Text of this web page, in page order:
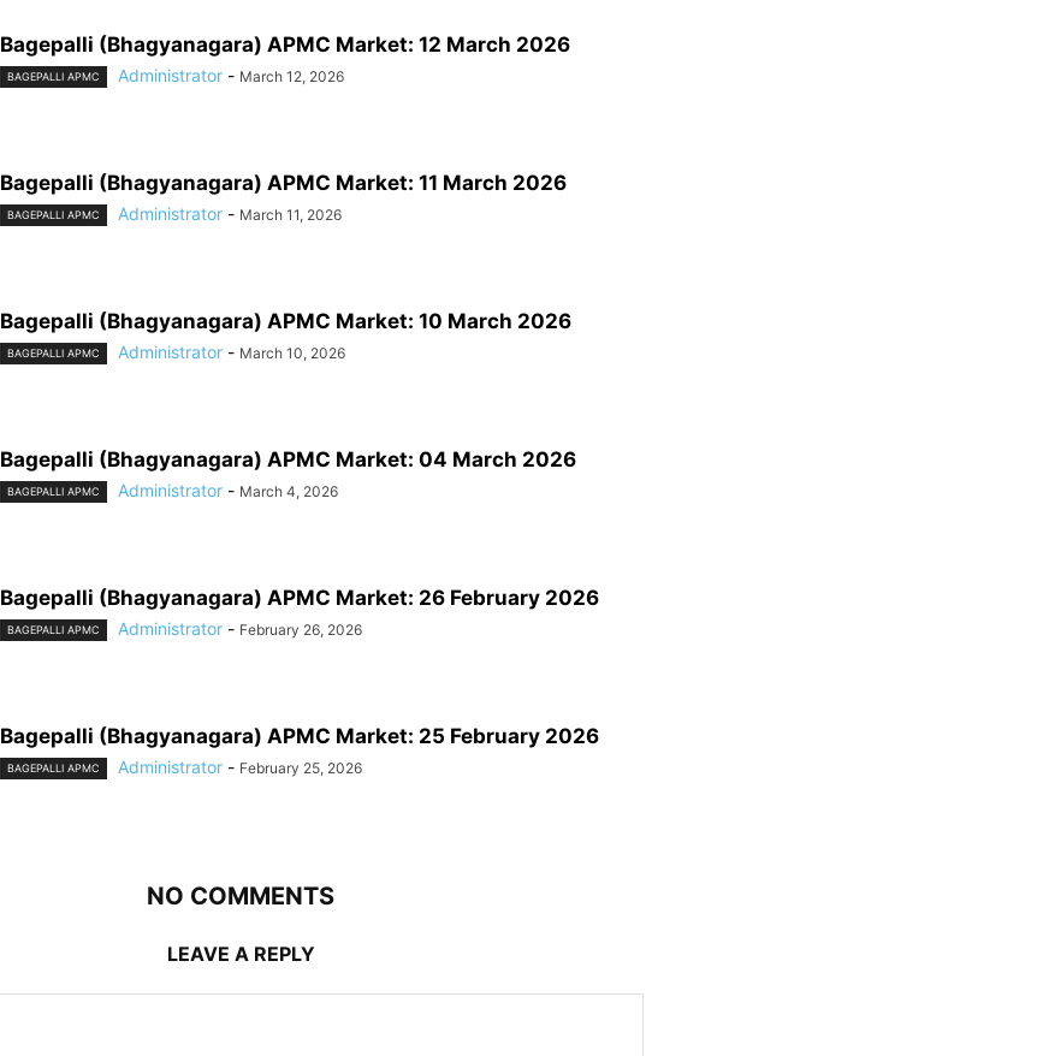
Bagepalli (Bhagyanagara) APMC Market: 12 March 2026
BAGEPALLI APMC Administrator - March 12, 2026
Bagepalli (Bhagyanagara) APMC Market: 11 March 2026
BAGEPALLI APMC Administrator - March 11, 2026
Bagepalli (Bhagyanagara) APMC Market: 10 March 2026
BAGEPALLI APMC Administrator - March 10, 2026
Bagepalli (Bhagyanagara) APMC Market: 04 March 2026
BAGEPALLI APMC Administrator - March 4, 2026
Bagepalli (Bhagyanagara) APMC Market: 26 February 2026
BAGEPALLI APMC Administrator - February 26, 2026
Bagepalli (Bhagyanagara) APMC Market: 25 February 2026
BAGEPALLI APMC Administrator - February 25, 2026
NO COMMENTS
LEAVE A REPLY